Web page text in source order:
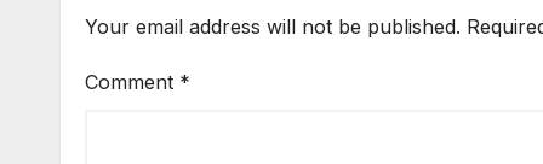
Your email address will not be published.
Comment *